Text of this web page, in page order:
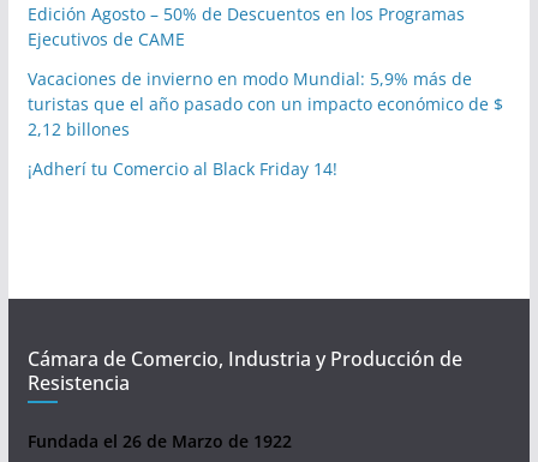
Edición Agosto – 50% de Descuentos en los Programas
Ejecutivos de CAME
Vacaciones de invierno en modo Mundial: 5,9% más de
turistas que el año pasado con un impacto económico de $
2,12 billones
¡Adherí tu Comercio al Black Friday 14!
Cámara de Comercio, Industria y Producción de
Resistencia
Fundada el 26 de Marzo de 1922